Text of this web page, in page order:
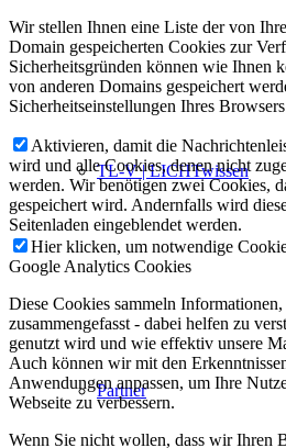
TL-V | LICHTwissen
Partner
Wir stellen Ihnen eine Liste der von
Domain gespeicherten Cookies zur
Sicherheitsgründen können wie Ihnen
von anderen Domains gespeichert
Sicherheitseinstellungen Ihres
Aktivieren, damit die
wird und alle Cookies, denen nicht
werden. Wir benötigen zwei Cookies,
gespeichert wird. Andernfalls wird
Seitenladen eingeblendet werden.
Hier klicken, um notwendige
Google Analytics Cookies
Diese Cookies sammeln
zusammengefasst - dabei helfen zu
genutzt wird und wie effektiv unsere
Auch können wir mit den
Anwendungen anpassen, um Ihre
Webseite zu verbessern.
Wenn Sie nicht wollen, dass wir Ihren